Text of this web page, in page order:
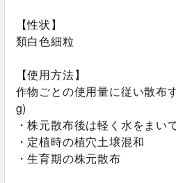
【性状】
類白色細粒
【使用方法】
作物ごとの使用量に従い散布
g)
・株元散布後は軽く水をまい
・定植時の植穴土壌混和
・生育期の株元散布